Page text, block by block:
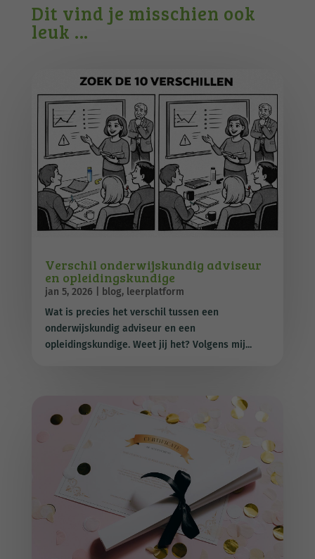
Dit vind je misschien ook
leuk …
Verschil onderwijskundig adviseur
en opleidingskundige
jan 5, 2026 blog, leerplatform
Wat is precies het verschil tussen een
onderwijskundig adviseur en een
opleidingskundige. Weet jij het? Volgens mij...